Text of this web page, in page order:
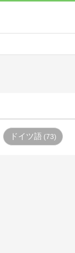
ドイツ語 73